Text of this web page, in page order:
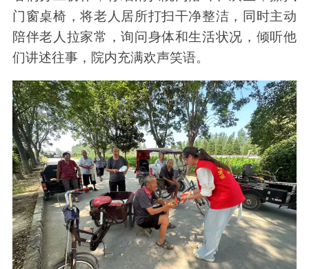
门窗桌椅，将老人居所打扫干净整洁，同时主动
陪伴老人拉家常，询问身体和生活状况，倾听他
们讲述往事，院内充满欢声笑语。